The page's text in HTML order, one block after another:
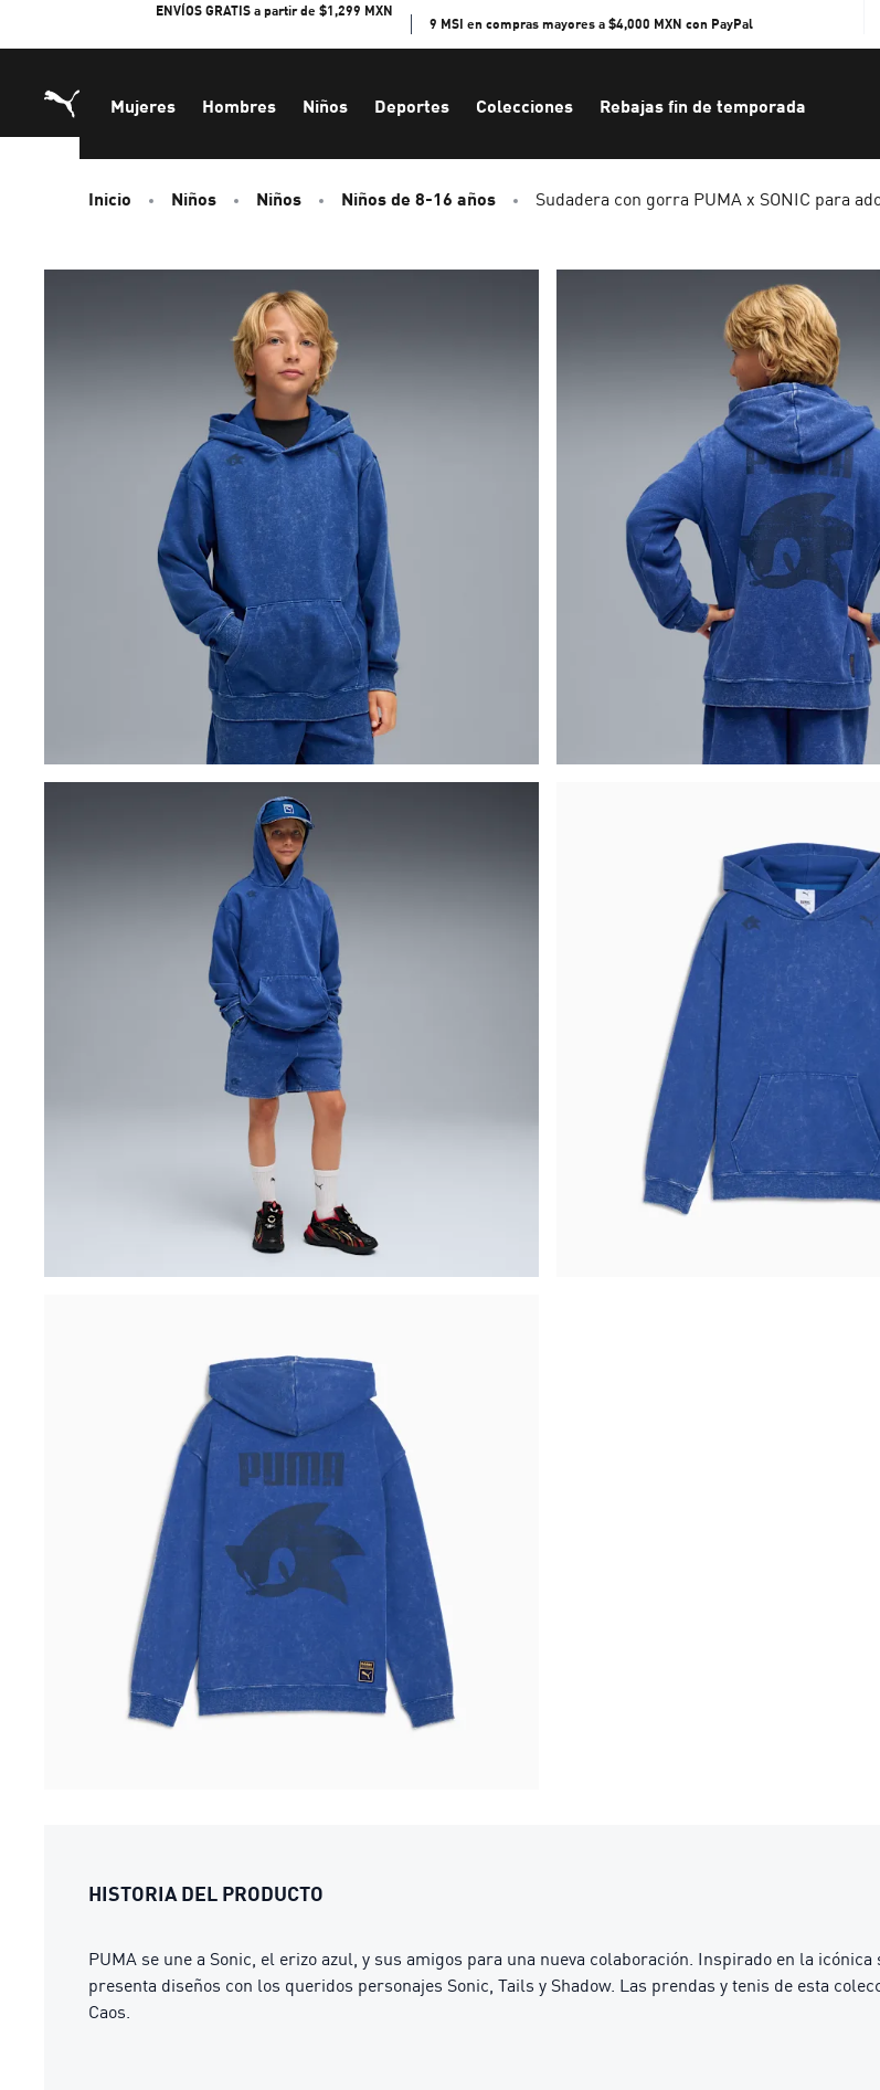
ENVÍOS GRATIS a partir de $1,299 MXN
9 MSI en compras mayores a $4,000 MXN con PayPal
Mujeres Hombres Niños Deportes Colecciones Rebajas fin de temporada
Inicio Niños Niños Niños de 8-16 años Sudadera con gorra PUMA x SONIC para
HISTORIA DEL PRODUCTO
PUMA se une a Sonic, el erizo azul, y sus amigos para una nueva colaboración. Inspirado en la
presenta diseños con los queridos personajes Sonic, Tails y Shadow. Las prendas y tenis de esta
Caos.